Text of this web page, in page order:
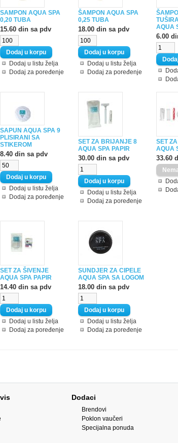
SAMPON AQUA SPA
0,20 TUBA
15.60 din sa pdv
Dodaj u listu želja
Dodaj za poređenje
ŠAMPON AQUA SPA
0,25 TUBA
18.00 din sa pdv
Dodaj u listu želja
Dodaj za poređenje
AQUA
6.00
SAPUN AQUA SPA 9
PLISIRANI SA
STIKEROM
8.40 din sa pdv
Dodaj u listu želja
Dodaj za poređenje
SET ZA BRIJANJE 8
AQUA SPA PAPIR
30.00 din sa pdv
Dodaj u listu želja
Dodaj za poređenje
SET
AQUA
33.60
SET ZA ŠIVENJE
AQUA SPA PAPIR
14.40 din sa pdv
Dodaj u listu želja
Dodaj za poređenje
SUNDJER ZA CIPELE
AQUA SPA SA LOGOM
18.00 din sa pdv
Dodaj u listu želja
Dodaj za poređenje
Dodaci
Brendovi
Poklon vaučeri
Specijalna ponuda